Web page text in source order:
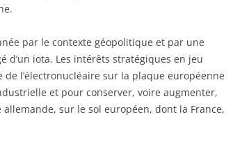
par le contexte géopolitique et par une
d’un iota. Les intérêts stratégiques en jeu
l’électronucléaire sur la plaque européenne
et pour conserver, voire augmenter,
sur le sol européen, dont la France,